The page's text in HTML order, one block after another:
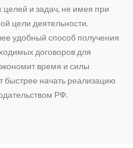
и задач, не имея при
цели деятельности.
удобный способ получения
договоров для
время и силы
быстрее начать реализацию
РФ.